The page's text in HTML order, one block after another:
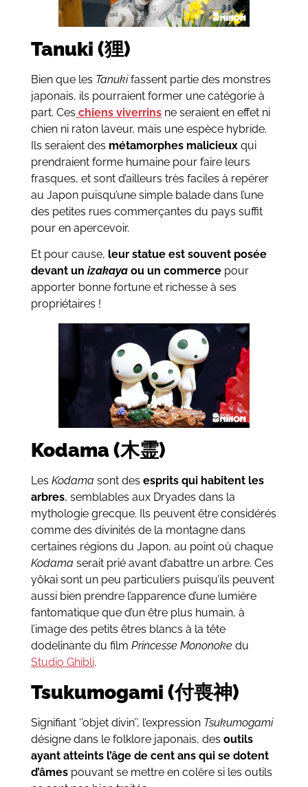
Tanuki (狸)
Bien que les Tanukifassent partie des monstres
japonais, ils pourraient former une catégorie à
part. Ces chiens viverrinsne seraient en effet ni
chien ni raton laveur, mais une espèce hybride.
Ils seraient des métamorphes malicieuxqui
prendraient forme humaine pour faire leurs
frasques, et sont d’ailleurs très faciles à repérer
au Japon puisqu’une simple balade dans l’une
des petites rues commerçantes du pays suffit
pour en apercevoir.
Et pour cause, leur statue est souvent posée
devant un izakayaou un commercepour
apporter bonne fortune et richesse à ses
propriétaires !
Kodama (木霊)
Les Kodama sont des esprits qui habitent les
arbres, semblables aux Dryades dans la
mythologie grecque. Ils peuvent être considérés
comme des divinités de la montagne dans
certaines régions du Japon, au point où chaque
Kodama serait prié avant d’abattre un arbre. Ces
yôkai sont un peu particuliers puisqu’ils peuvent
aussi bien prendre l’apparence d’une lumière
fantomatique que d’un être plus humain, à
l’image des petits êtres blancs à la tête
dodelinante du film Princesse Mononoke du
Studio Ghibli.
Tsukumogami (付喪神)
Signifiant ‘’objet divin’’, l’expression Tsukumogami
désigne dans le folklore japonais, des outils
ayant atteints l’âge de cent ans qui se dotent
d’âmespouvant se mettre en colère si les outils